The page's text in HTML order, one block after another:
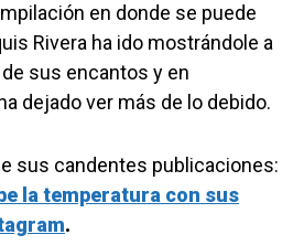
en donde se puede
Rivera ha ido mostrándole a
sus encantos y en
dejado ver más de lo debido.
sus candentes publicaciones:
la temperatura con sus
.